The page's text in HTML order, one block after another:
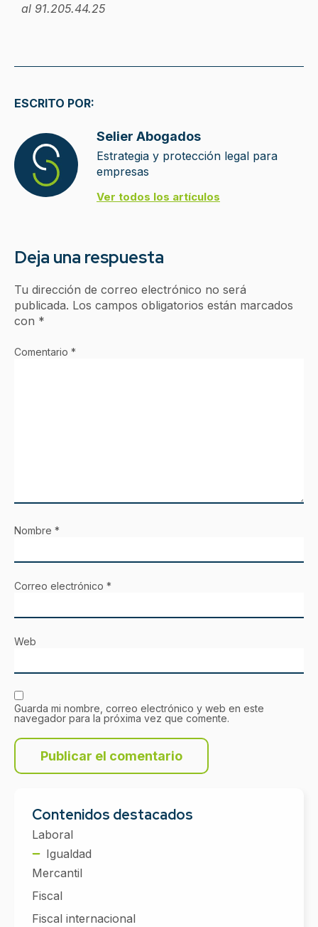
al 91.205.44.25
ESCRITO POR:
Selier Abogados
Estrategia y protección legal para
empresas
Ver todos los artículos
Deja una respuesta
Tu dirección de correo electrónico no será
publicada. Los campos obligatorios están marcados
con *
Comentario *
Nombre *
Correo electrónico *
Web
Guarda mi nombre, correo electrónico y web en este
navegador para la próxima vez que comente.
Contenidos destacados
Laboral
Igualdad
Mercantil
Fiscal
Fiscal internacional